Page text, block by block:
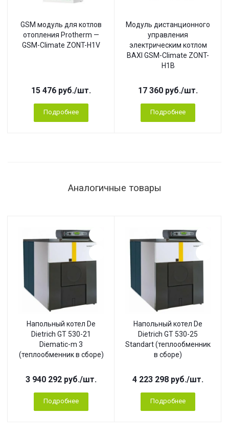
GSM модуль для котлов
отопления Protherm —
GSM-Climate ZONT-H1V
15 476 руб./шт.
Подробнее
Модуль дистанционного
управления
электрическим котлом
BAXI GSM-Climate ZONT-
H1B
17 360 руб./шт.
Подробнее
Аналогичные товары
Напольный котел De
Dietrich GT 530-21
Diematic-m 3
(теплообменник в сборе)
3 940 292 руб./шт.
Подробнее
Напольный котел De
Dietrich GT 530-25
Standart (теплообменник
в сборе)
4 223 298 руб./шт.
Подробнее